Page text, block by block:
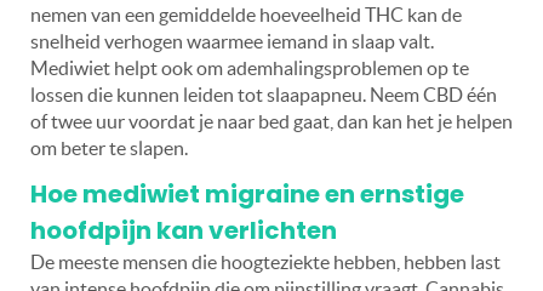
nemen van een gemiddelde hoeveelheid THC kan de
snelheid verhogen waarmee iemand in slaap valt.
Mediwiet helpt ook om ademhalingsproblemen op te
lossen die kunnen leiden tot slaapapneu. Neem CBD één
of twee uur voordat je naar bed gaat, dan kan het je helpen
om beter te slapen.
Hoe mediwiet migraine en ernstige
hoofdpijn kan verlichten
De meeste mensen die hoogteziekte hebben, hebben last